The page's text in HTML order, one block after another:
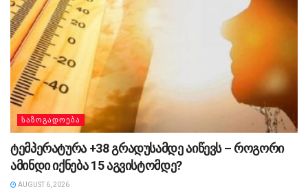
ᲡᲐᲖᲝᲒᲐᲓᲝᲔᲑᲐ
ტემპერატურა +38 გრადუსამდე აიწევს – როგორი
ამინდი იქნება 15 აგვისტომდე?
AUGUST 6, 2026